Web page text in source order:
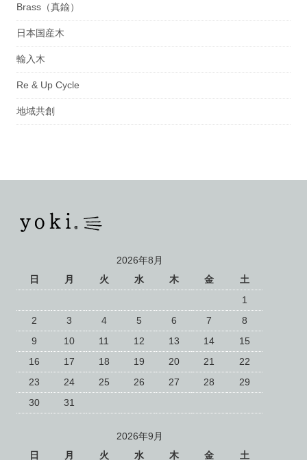
Brass（真鍮）
日本国産木
輸入木
Re & Up Cycle
地域共創
2026年8月
日
月 火 水 木 金
土
1
2
3 4 5 6 7
8
9
10 11 12 13 14
15
16
17 18 19 20 21
22
23
24 25 26 27 28
29
30
31
2026年9月
日
月 火 水 木 金
土